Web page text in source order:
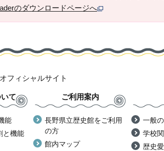
のダウンロードページへ
フィシャルサイト
て
能
と機能
ご利用案内
長野県立歴史館をご利用
の方
館内マップ
一般
学校
歴史